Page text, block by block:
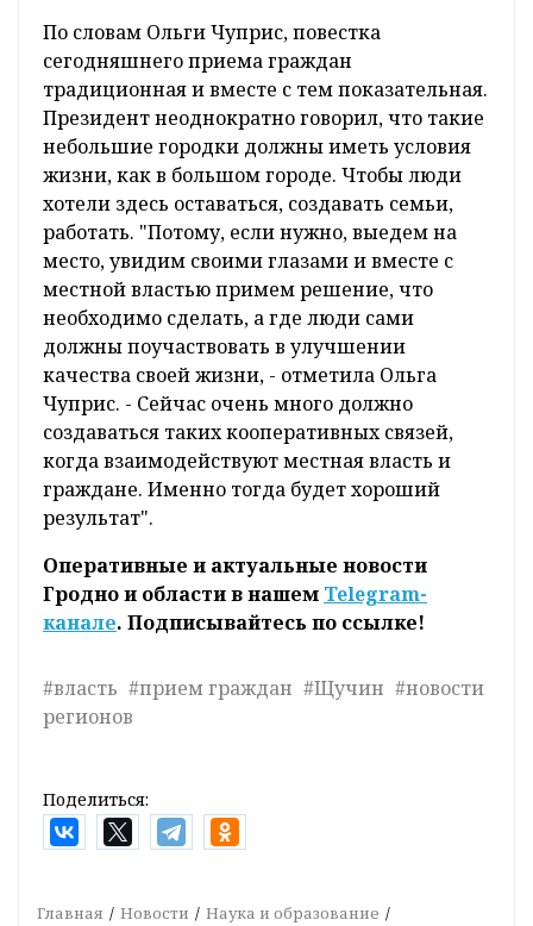
По словам Ольги Чуприс, повестка
сегодняшнего приема граждан
традиционная и вместе с тем показательная.
Президент неоднократно говорил, что такие
небольшие городки должны иметь условия
жизни, как в большом городе. Чтобы люди
хотели здесь оставаться, создавать семьи,
работать. "Потому, если нужно, выедем на
место, увидим своими глазами и вместе с
местной властью примем решение, что
необходимо сделать, а где люди сами
должны поучаствовать в улучшении
качества своей жизни, - отметила Ольга
Чуприс. - Сейчас очень много должно
создаваться таких кооперативных связей,
когда взаимодействуют местная власть и
граждане. Именно тогда будет хороший
результат".
Оперативные и актуальные новости
Гродно и области в нашем Telegram-
канале. Подписывайтесь по ссылке!
#власть #прием граждан #Щучин #новости
регионов
Поделиться:
Главная Новости Наука и образование